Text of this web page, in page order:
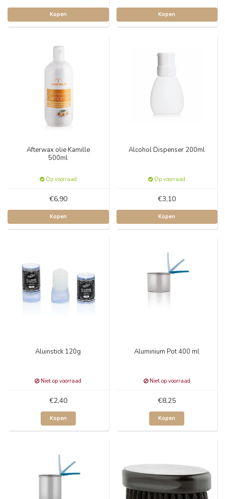
Kopen Kopen
Afterwax olie Kamille
500ml
Op voorraad
€6,90
Kopen
Alcohol Dispenser 200ml
Op voorraad
€3,10
Kopen
Aluinstick 120g
Niet op voorraad
€2,40
Kopen
Aluminium Pot 400 ml
Niet op voorraad
€8,25
Kopen